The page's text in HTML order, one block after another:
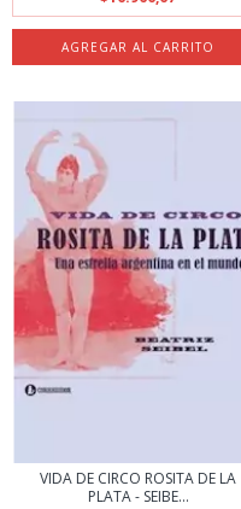
VIDA DE CIRCO ROSITA DE LA
PLATA - SEIBE...